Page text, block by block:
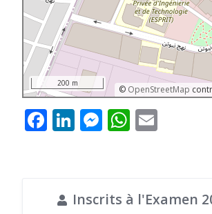
© OpenStreetMap
200 m
Facebook
LinkedIn
Messenger
Inscrits à l'Examen